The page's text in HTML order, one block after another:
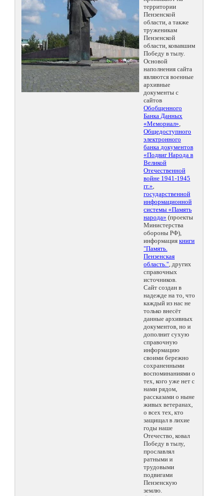
территории
Пензенской
области, а также
труженикам
Пензенской
области, ковавшим
Победу в тылу.
Основой
наполнения сайта
являются военные
архивные
документы с
сайтов
Обобщенного
Банка Данных
«Мемориал»,
Общедоступного
электронного
банка документов
«Подвиг Народа в
Великой
Отечественной
войне 1941-1945
гг.»,
государственной
информационной
системы «Память
народа» (проекты
Министерства
обороны РФ),
информация книги
"Память.
Пензенская
область.", других
справочных
источников.
Сайт создан в
надежде на то, что
каждый из нас не
только внесёт
данные архивных
документов, но и
дополнит сухую
справочную
информацию
своими бережно
сохраненными
воспоминаниями о
тех, кого уже нет с
нами рядом,
рассказами о ныне
живых ветеранах,
о всех тех, кто
защищал в лихие
годы наше
Отечество, ковал
Победу в тылу,
прославлял
ратными и
трудовыми
подвигами
Пензенскую
землю.